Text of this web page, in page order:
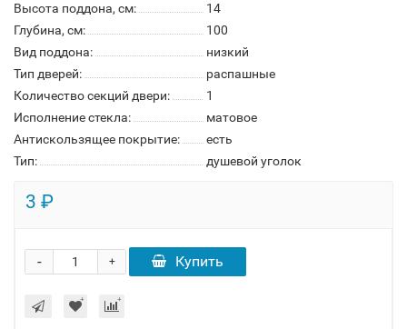
Высота поддона, см:
14
Глубина, см:
100
Вид поддона:
низкий
Тип дверей:
распашные
Количество секций двери:
1
Исполнение стекла:
матовое
Антискользящее покрытие:
есть
Тип:
душевой уголок
3 ₽
+
- Купить